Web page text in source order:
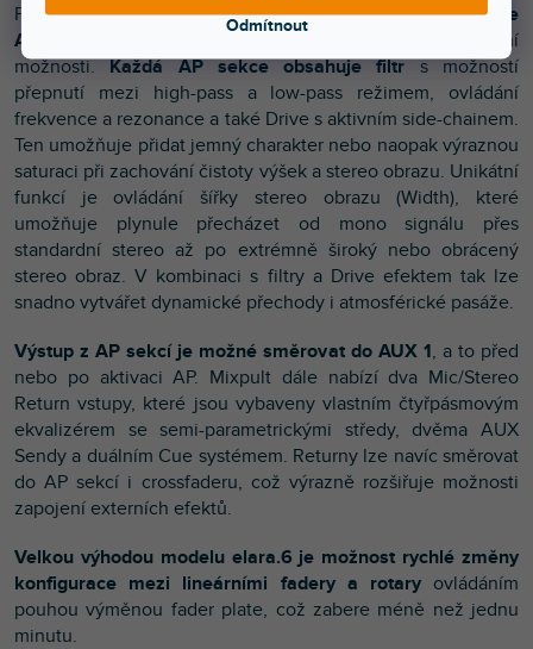
Odmítnout
Po stranách hlavních kanálů se nacházejídvě sekce
Analogue Processing (AP)
, které výrazně rozšiřují kreativní
možnosti.Každá AP sekce obsahuje filtrs možností
přepnutí mezi high-pass a low-pass režimem, ovládání
frekvence a rezonance a také Drive s aktivním side-chainem.
Ten umožňuje přidat jemný charakter nebo naopak výraznou
saturaci při zachování čistoty výšek a stereo obrazu. Unikátní
funkcí je ovládání šířky stereo obrazu (Width), které
umožňuje plynule přecházet od mono signálu přes
standardní stereo až po extrémně široký nebo obrácený
stereo obraz. V kombinaci s filtry a Drive efektem tak lze
snadno vytvářet dynamické přechody i atmosférické pasáže.
Výstup z AP sekcí je možné směrovat do AUX 1, a to před
nebo po aktivaci AP. Mixpult dále nabízí dva Mic/Stereo
Return vstupy, které jsou vybaveny vlastním čtyřpásmovým
ekvalizérem se semi-parametrickými středy, dvěma AUX
Sendy a duálním Cue systémem. Returny lze navíc směrovat
do AP sekcí i crossfaderu, což výrazně rozšiřuje možnosti
zapojení externích efektů.
Velkou výhodou modelu elara.6 je možnost rychlé změny
konfigurace mezi lineárními fadery a rotaryovládáním
pouhou výměnou fader plate, což zabere méně než jednu
minutu.